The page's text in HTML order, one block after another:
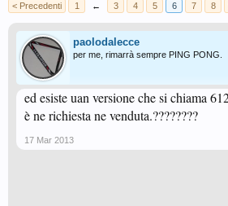
< Precedenti 1 ← 3 4 5 6 7 8
paolodalecce
per me, rimarrà sempre PING PONG.
ed esiste uan versione che si chiama
è ne richiesta ne venduta.????????
17 Mar 2013